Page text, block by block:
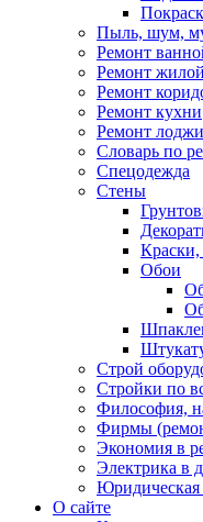
Пыль, шум,
Ремонт
Ремонт
Ремонт
Ремонт кухни
Ремонт
Словарь по
Спецодежда
Стены
Краски,
Обои
Строй
Стройки по
Философия,
Фирмы
Экономия в
Электрика в
О сайте